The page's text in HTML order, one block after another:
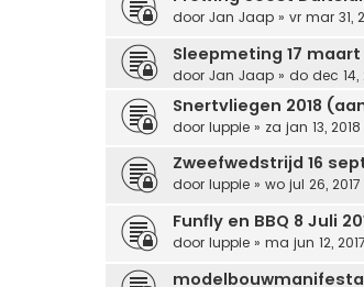
door Jan Jaap » vr mar 31,
Sleepmeting 17 maart
door Jan Jaap » do dec 14,
Snertvliegen 2018
door luppie » za jan 13,
Zweefwedstrijd 16
door luppie » wo jul 26, 2017
Funfly en BBQ 8 Juli
door luppie » ma jun 12,